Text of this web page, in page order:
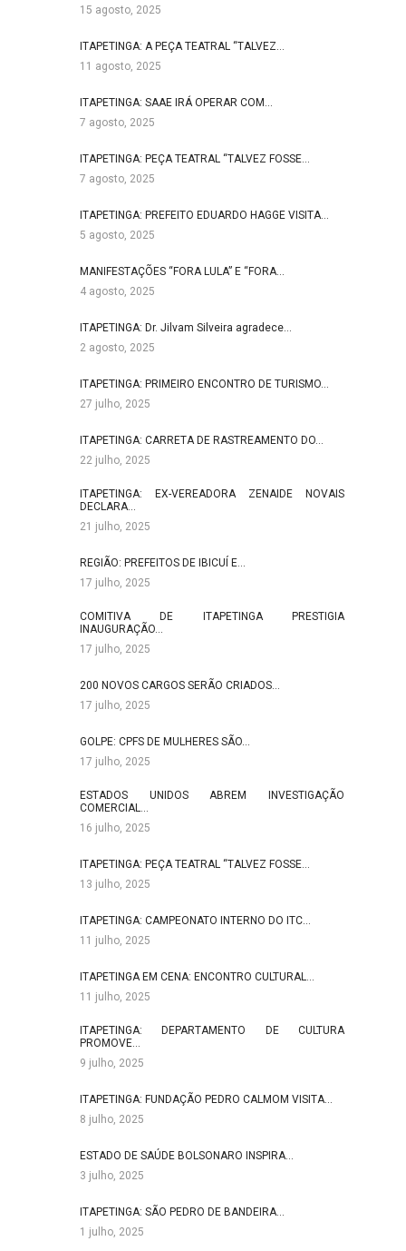
15 agosto, 2025
ITAPETINGA: A PEÇA TEATRAL “TALVEZ…
11 agosto, 2025
ITAPETINGA: SAAE IRÁ OPERAR COM…
7 agosto, 2025
ITAPETINGA: PEÇA TEATRAL “TALVEZ FOSSE…
7 agosto, 2025
ITAPETINGA: PREFEITO EDUARDO HAGGE VISITA…
5 agosto, 2025
MANIFESTAÇÕES “FORA LULA” E “FORA…
4 agosto, 2025
ITAPETINGA: Dr. Jilvam Silveira agradece…
2 agosto, 2025
ITAPETINGA: PRIMEIRO ENCONTRO DE TURISMO…
27 julho, 2025
ITAPETINGA: CARRETA DE RASTREAMENTO DO…
22 julho, 2025
ITAPETINGA: EX-VEREADORA ZENAIDE NOVAIS
DECLARA…
21 julho, 2025
REGIÃO: PREFEITOS DE IBICUÍ E…
17 julho, 2025
COMITIVA DE ITAPETINGA PRESTIGIA
INAUGURAÇÃO…
17 julho, 2025
200 NOVOS CARGOS SERÃO CRIADOS…
17 julho, 2025
GOLPE: CPFS DE MULHERES SÃO…
17 julho, 2025
ESTADOS UNIDOS ABREM INVESTIGAÇÃO
COMERCIAL…
16 julho, 2025
ITAPETINGA: PEÇA TEATRAL “TALVEZ FOSSE…
13 julho, 2025
ITAPETINGA: CAMPEONATO INTERNO DO ITC…
11 julho, 2025
ITAPETINGA EM CENA: ENCONTRO CULTURAL…
11 julho, 2025
ITAPETINGA: DEPARTAMENTO DE CULTURA
PROMOVE…
9 julho, 2025
ITAPETINGA: FUNDAÇÃO PEDRO CALMOM VISITA…
8 julho, 2025
ESTADO DE SAÚDE BOLSONARO INSPIRA…
3 julho, 2025
ITAPETINGA: SÃO PEDRO DE BANDEIRA…
1 julho, 2025